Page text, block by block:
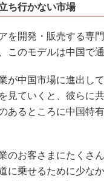
ち行かない市場
を開発・販売する専
このモデルは中国で
中国市場に進出し
見ていくと、彼らに
あるところに中国特
お客さまにたくさ
に乗せるために少な